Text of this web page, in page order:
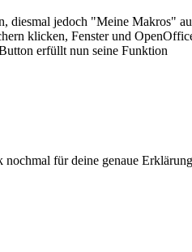
diesmal jedoch "Meine
klicken, Fenster und
erfüllt nun seine Funktion
nochmal für deine genaue